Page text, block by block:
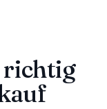
richtig